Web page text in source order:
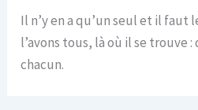
Il n’y en a qu’un seul et il faut
l’avons tous, là où il se trouve
chacun.